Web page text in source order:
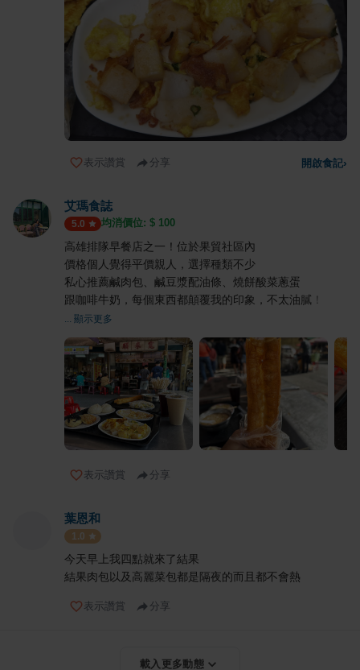
表示讚賞 分享 開啟食記›
艾瑪食誌
5.0 均消價位: $ 100
高雄排隊早餐店之一！位於果貿社區內
價格個人覺得平價親人，選擇種類不少
私心推薦鹹肉包、鹹豆漿配油條、燒餅酸菜蔥蛋
跟咖啡牛奶，每個東西都顛覆我的印象，不太油膩！
... 顯示更多
表示讚賞 分享
葉恩和
1.0
今天早上我四點就來了結果
結果肉包以及高麗菜包都是隔夜的而且都不會熱
表示讚賞 分享
載入更多動態